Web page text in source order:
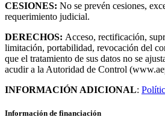
CESIONES: No se prevén cesiones,
requerimiento judicial.
DERECHOS: Acceso, rectificación,
limitación, portabilidad, revocación del
que el tratamiento de sus datos no se
acudir a la Autoridad de Control
INFORMACIÓN ADICIONAL:
Información de financiación